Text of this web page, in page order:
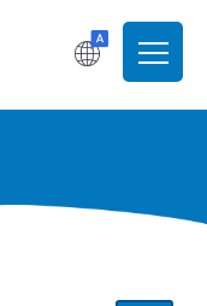
Main